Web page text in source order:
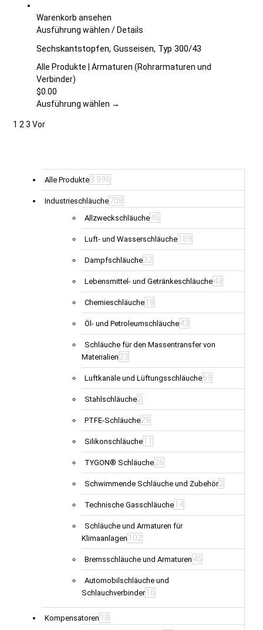
der
gewählt
werden
Warenkorb ansehen
Ausführung wählen Dieses
weist
mehrere
Die
werden
/Details
Sechskantstopfen, Gusseisen, Typ 300/43
Alle Produkte | Armaturen (Rohrarmaturen und
Verbinder)
$0.00
Ausführung wählen →
1 2 3 Vor
Alle Produkte3.996
Industrieschläuche708
Allzweckschläuche45
Luft- und Wasserschläuche 189
Dampfschläuche32
Lebensmittel- und Getränkeschläuche43
Chemieschläuche 18
Öl- und Petroleumschläuche43
Schläuche für den Massentransfer von
Materialien 23
Luftkanäle und Lüftungsschläuche69
Stahlschläuche2
PTFE-Schläuche28
Silikonschläuche 11
TYGON® Schläuche26
Schwimmende Schläuche und Zubehör2
Technische Gasschläuche 14
Schläuche und Armaturen für
Klimaanlagen 102
Bremsschläuche und Armaturen 45
Automobilschläuche und
Schlauchverbinder 16
Kompensatoren 18